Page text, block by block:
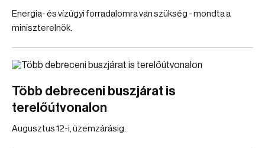
Energia- és vízügyi forradalomra van szükség - mondta a
miniszterelnök.
Több debreceni buszjárat is
terelőútvonalon
Augusztus 12-i, üzemzárásig.